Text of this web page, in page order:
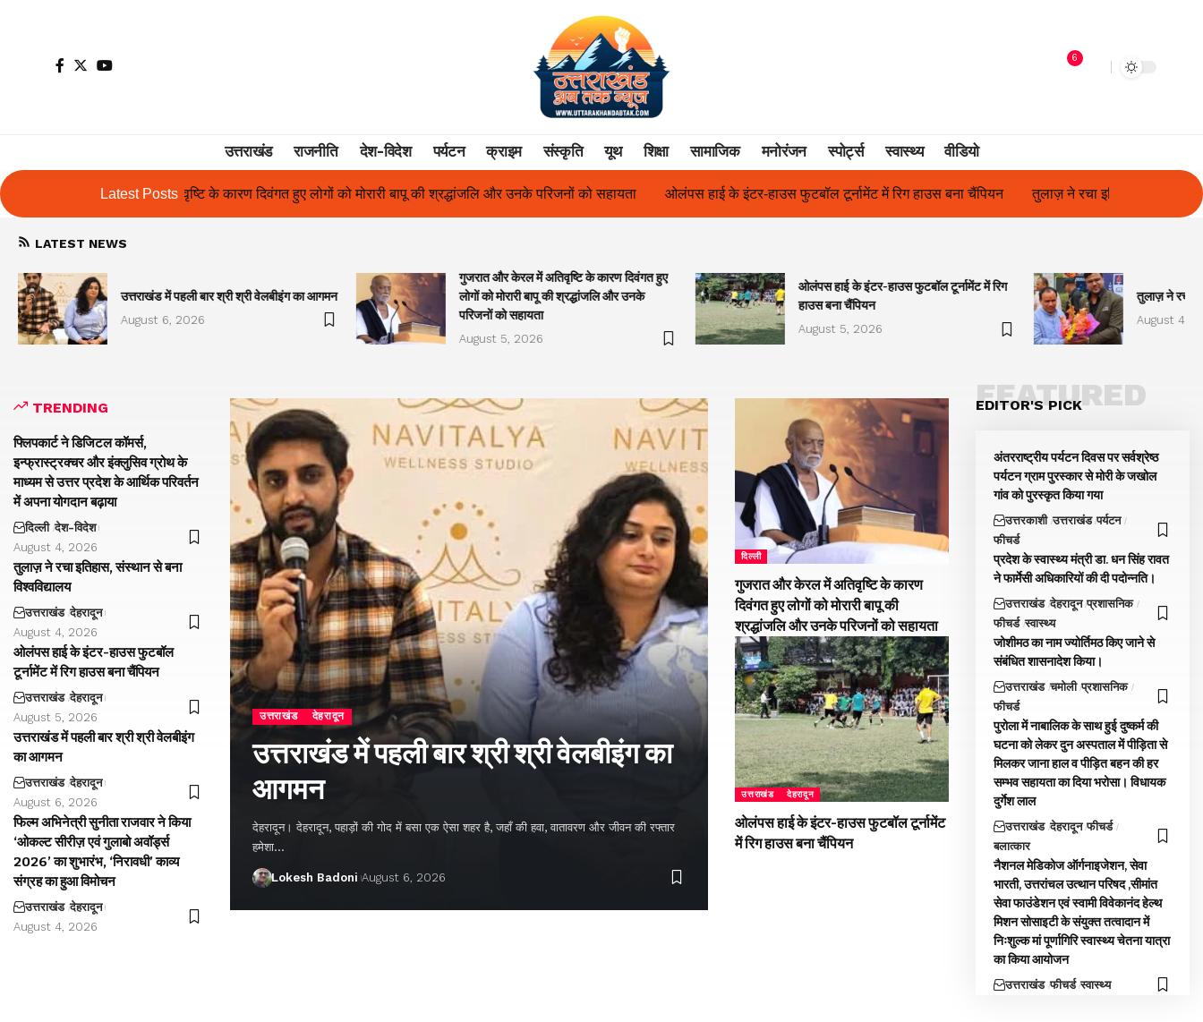
6
उत्तराखंड राजनीति देश-विदेश पर्यटन क्राइम संस्कृति यूथ शिक्षा सामाजिक मनोरंजन स्पोर्ट्स स्वास्थ्य वीडियो
Latest Posts
दिवंगत हुए लोगों को मोरारी बापू की श्रद्धांजलि और उनके परिजनों को सहायता ओलंपस हाई के इंटर-हाउस फुटबॉल टूर्नामेंट में रिग हाउस बना चैंपियन तुलाज़ ने रचा इतिहास, संस्थान से बना विश्वविद्यालय फिल्म अभिनेत्री
LATEST NEWS
उत्तराखंड में पहली बार श्री श्री वेलबीइंग का आगमन
August 6, 2026
गुजरात और केरल में अतिवृष्टि के कारण दिवंगत हुए
लोगों को मोरारी बापू की श्रद्धांजलि और उनके
परिजनों को सहायता
August 5, 2026
ओलंपस हाई के इंटर-हाउस फुटबॉल टूर्नामेंट में रिग
हाउस बना चैंपियन
August 5, 2026
तुलाज़ ने रचा
August 4,
TRENDING
फ्लिपकार्ट ने डिजिटल कॉमर्स,
इन्फ्रास्ट्रक्चर और इंक्लुसिव ग्रोथ के
माध्यम से उत्तर प्रदेश के आर्थिक परिवर्तन
में अपना योगदान बढ़ाया
दिल्ली देश-विदेश
August 4, 2026
तुलाज़ ने रचा इतिहास, संस्थान से बना
विश्वविद्यालय
उत्तराखंड देहरादून
August 4, 2026
ओलंपस हाई के इंटर-हाउस फुटबॉल
टूर्नामेंट में रिग हाउस बना चैंपियन
उत्तराखंड देहरादून
August 5, 2026
उत्तराखंड में पहली बार श्री श्री वेलबीइंग
का आगमन
उत्तराखंड देहरादून
August 6, 2026
फिल्म अभिनेत्री सुनीता राजवार ने किया
‘ओकल्ट सीरीज़ एवं गुलाबो अवॉर्ड्स
2026’ का शुभारंभ, ‘निरावधी’ काव्य
संग्रह का हुआ विमोचन
उत्तराखंड देहरादून
August 4, 2026
उत्तराखंड देहरादून
उत्तराखंड में पहली बार श्री श्री वेलबीइंग का
आगमन
देहरादून। देहरादून, पहाड़ों की गोद में बसा एक ऐसा शहर है, जहाँ की हवा, वातावरण और जीवन की रफ्तार
हमेशा…
Lokesh Badoni August 6, 2026
दिल्ली
गुजरात और केरल में अतिवृष्टि के कारण
दिवंगत हुए लोगों को मोरारी बापू की
श्रद्धांजलि और उनके परिजनों को सहायता
उत्तराखंड देहरादून
ओलंपस हाई के इंटर-हाउस फुटबॉल टूर्नामेंट
में रिग हाउस बना चैंपियन
EDITOR'S PICK
FEATURED
अंतरराष्ट्रीय पर्यटन दिवस पर सर्वश्रेष्ठ
पर्यटन ग्राम पुरस्कार से मोरी के जखोल
गांव को पुरस्कृत किया गया
उत्तरकाशी उत्तराखंड पर्यटन
फीचर्ड
प्रदेश के स्वास्थ्य मंत्री डा. धन सिंह रावत
ने फार्मेसी अधिकारियों की दी पदोन्नति।
उत्तराखंड देहरादून प्रशासनिक
फीचर्ड स्वास्थ्य
जोशीमठ का नाम ज्योर्तिमठ किए जाने से
संबंधित शासनादेश किया।
उत्तराखंड चमोली प्रशासनिक
फीचर्ड
पुरोला में नाबालिक के साथ हुई दुष्कर्म की
घटना को लेकर दुन अस्पताल में पीड़िता से
मिलकर जाना हाल व पीड़ित बहन की हर
सम्भव सहायता का दिया भरोसा। विधायक
दुर्गेश लाल
उत्तराखंड देहरादून फीचर्ड
बलात्कार
नैशनल मेडिकोज ऑर्गनाइजेशन, सेवा
भारती, उत्तरांचल उत्थान परिषद ,सीमांत
सेवा फाउंडेशन एवं स्वामी विवेकानंद हेल्थ
मिशन सोसाइटी के संयुक्त तत्वादान में
निःशुल्क मां पूर्णागिरि स्वास्थ्य चेतना यात्रा
का किया आयोजन
उत्तराखंड फीचर्ड स्वास्थ्य